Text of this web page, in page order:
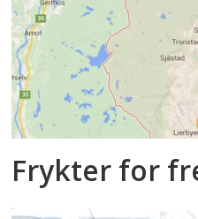
Frykter for